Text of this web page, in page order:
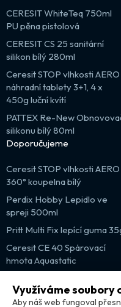
CERESIT WhiteTeq 750ml
PU pěna pistolová
CERESIT CS 25 sanitární
silikon bílý 280ml
Ceresit STOP vlhkosti AERO
náhradní tablety 3+1, 4 x
450g luční kvítí
PATTEX Re-New
silikonu bílý 80ml
Doporučujeme
Ceresit STOP vlhkosti AERO
360° koupelna bílý
Perdix Hobby Lepidlo ve
spreji 500ml
Pritt Multi Fix lepící guma
Ceresit CE 40 Spárovací
hmota Aquastatic
Partnerské weby
Využíváme soubory
Aby náš web fungoval